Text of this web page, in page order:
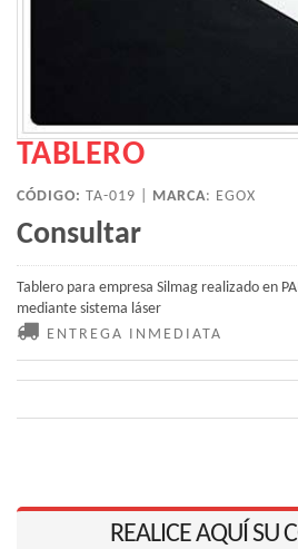
TABLERO
CÓDIGO: TA-019 | MARCA: EGOX
Consultar
Tablero para empresa Silmag realizado en
mediante sistema láser
ENTREGA INMEDIATA
REALICE AQUÍ SU